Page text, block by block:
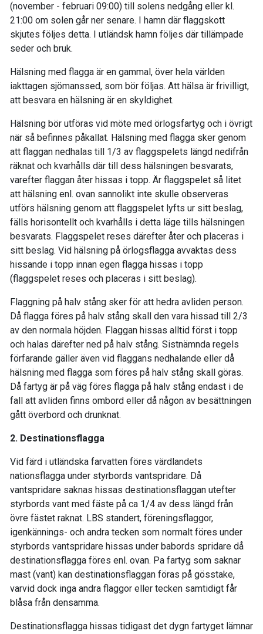
(november - februari 09:00) till solens nedgång eller kl.
21:00 om solen går ner senare. I hamn där flaggskott
skjutes följes detta. I utländsk hamn följes där tillämpade
seder och bruk.
Hälsning med flagga är en gammal, över hela världen
iakttagen sjömanssed, som bör följas. Att hälsa är frivilligt,
att besvara en hälsning är en skyldighet.
Hälsning bör utföras vid möte med örlogsfartyg och i övrigt
när så befinnes påkallat. Hälsning med flagga sker genom
att flaggan nedhalas till 1/3 av flaggspelets längd nedifrån
räknat och kvarhålls där till dess hälsningen besvarats,
varefter flaggan åter hissas i topp. Är flaggspelet så litet
att hälsning enl. ovan sannolikt inte skulle observeras
utförs hälsning genom att flaggspelet lyfts ur sitt beslag,
fälls horisontellt och kvar­hålls i detta läge tills hälsningen
besvarats. Flaggspelet reses därefter åter och placeras i
sitt beslag. Vid hälsning på örlogsflagga avvaktas dess
hissande i topp innan egen flagga hissas i topp
(flaggspelet reses och placeras i sitt beslag).
Flaggning på halv stång sker för att hedra avliden person.
Då flagga föres på halv stång skall den vara hissad till 2/3
av den normala höjden. Flaggan hissas alltid först i topp
och halas därefter ned på halv stång. Sistnämnda regels
förfarande gäller även vid flaggans nedhalande eller då
hälsning med flagga som föres på halv stång skall göras.
Då fartyg är på väg föres flagga på halv stång endast i de
fall att avliden finns ombord eller då någon av besättningen
gått överbord och drunknat.
2. Destinationsflagga
Vid färd i utländska farvatten föres värdlandets
nationsflagga under styrbords vantspridare. Då
vantspridare saknas hissas destinationsflaggan utefter
styrbords vant med fäste på ca 1/4 av dess längd från
övre fästet raknat. LBS standert, föreningsflaggor,
igenkännings- och andra tecken som normalt föres under
styrbords vantspridare hissas under babords spridare då
destinationsflagga föres enl. ovan. Pa fartyg som saknar
mast (vant) kan destinationsflaggan föras på gösstake,
varvid dock inga andra flaggor eller tecken samtidigt får
blåsa från densamma.
Destinationsflagga hissas tidigast det dygn fartyget lämnar